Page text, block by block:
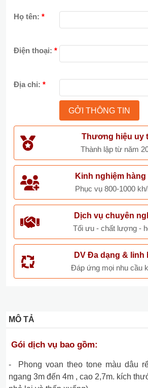
Họ tên: *
Điện thoại: *
Địa chỉ: *
Thương hiệu uy
Thành lập từ năm
Kinh nghiệm hàng
Phục vụ 800-1000
Dịch vụ chuyên
Tối ưu - chất lượng -
DV Đa dạng & linh
Đáp ứng mọi nhu cầu
MÔ TẢ
Gói dịch vụ bao gồm:
- Phong voan theo tone màu dâu
ngang 3m đến 4m , cao 2,7m. kích